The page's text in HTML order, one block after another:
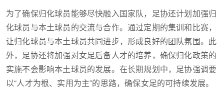
为了确保归化球员能够尽快融入国家队，足协还计划加强归
化球员与本土球员的交流与合作。通过定期的集训和比赛，
让归化球员与本土球员共同进步，形成良好的团队氛围。此
外，足协还将加强对女足后备人才的培养，确保归化政策的
实施不会影响本土球员的发展。在长期规划中，足协强调要
以“人才为根、实用为主”的思路，确保女足的可持续发展。